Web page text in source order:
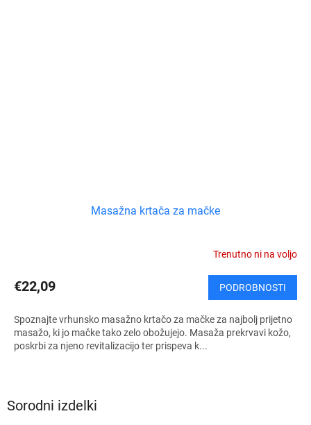
Sorodni izdelki
Masažna krtača za mačke
Trenutno ni na voljo
€22,09 PODROBNOSTI
Spoznajte vrhunsko masažno krtačo za mačke za najbolj prijetno
masažo, ki jo mačke tako zelo obožujejo. Masaža prekrvavi kožo,
poskrbi za njeno revitalizacijo ter prispeva k...